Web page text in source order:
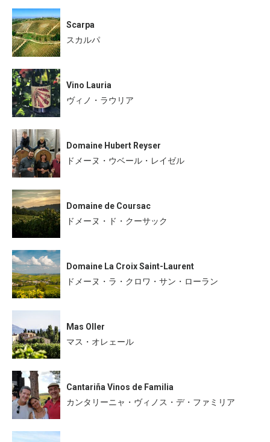
Scarpa
スカルパ
Vino Lauria
ヴィノ・ラウリア
Domaine Hubert Reyser
ドメーヌ・ウベール・レイゼル
Domaine de Coursac
ドメーヌ・ド・クーサック
Domaine La Croix Saint-Laurent
ドメーヌ・ラ・クロワ・サン・ローラン
Mas Oller
マス・オレェール
Cantariña Vinos de Familia
カンタリーニャ・ヴィノス・デ・ファミリア